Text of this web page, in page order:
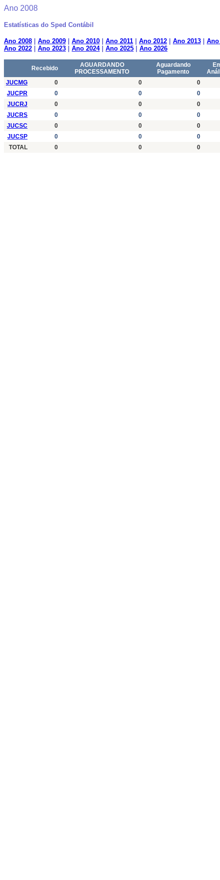
Ano 2008
Estatísticas do Sped Contábil
Ano 2008 | Ano 2009 | Ano 2010 | Ano 2011 | Ano 2012 | Ano 2013 | Ano
Ano 2022 | Ano 2023 | Ano 2024| Ano 2025 | Ano 2026
Recebido
AGUARDANDO
PROCESSAMENTO
Aguardando
Pagamento
JUCMG
0 0
0
JUCPR
0 0
0
JUCRJ
0 0
0
JUCRS
0 0
0
JUCSC
0 0
0
JUCSP
0 0
0
TOTAL
0 0 0